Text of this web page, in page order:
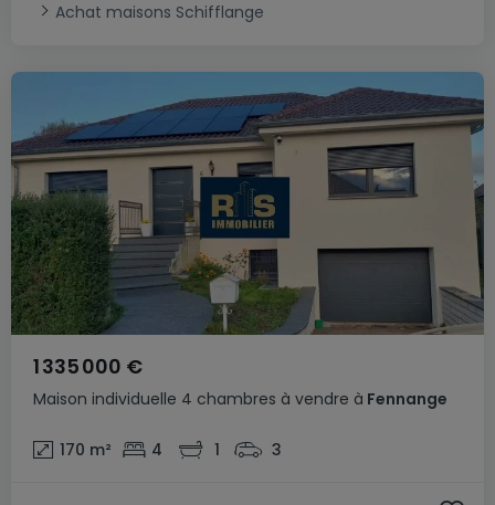
Achat maisons Schifflange
Maison individuelle 4 chambres à vendre à Fennange
1 335 000 €
170 m² 4 1 3